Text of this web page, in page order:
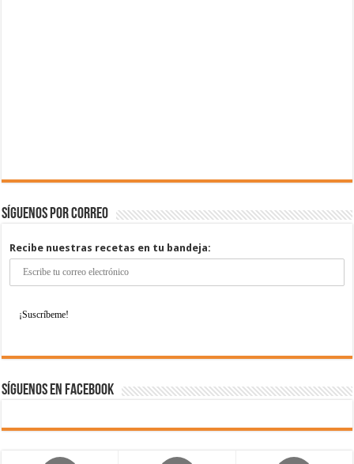
Síguenos por correo
Recibe nuestras recetas en tu bandeja:
Síguenos en Facebook